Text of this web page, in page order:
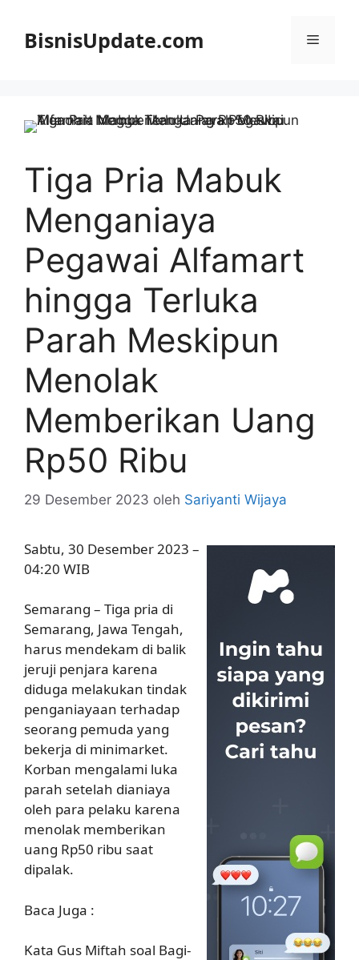
BisnisUpdate.com Menu
Tiga Pria Mabuk
Menganiaya
Pegawai Alfamart
hingga Terluka
Parah Meskipun
Menolak
Memberikan Uang
Rp50 Ribu
29 Desember 2023 oleh Sariyanti Wijaya
Sabtu, 30 Desember 2023 –
04:20 WIB
Semarang – Tiga pria di
Semarang, Jawa Tengah,
harus mendekam di balik
jeruji penjara karena
diduga melakukan tindak
penganiayaan terhadap
seorang pemuda yang
bekerja di minimarket.
Korban mengalami luka
parah setelah dianiaya
oleh para pelaku karena
menolak memberikan
uang Rp50 ribu saat
dipalak.
Baca Juga :
Kata Gus Miftah soal Bagi-